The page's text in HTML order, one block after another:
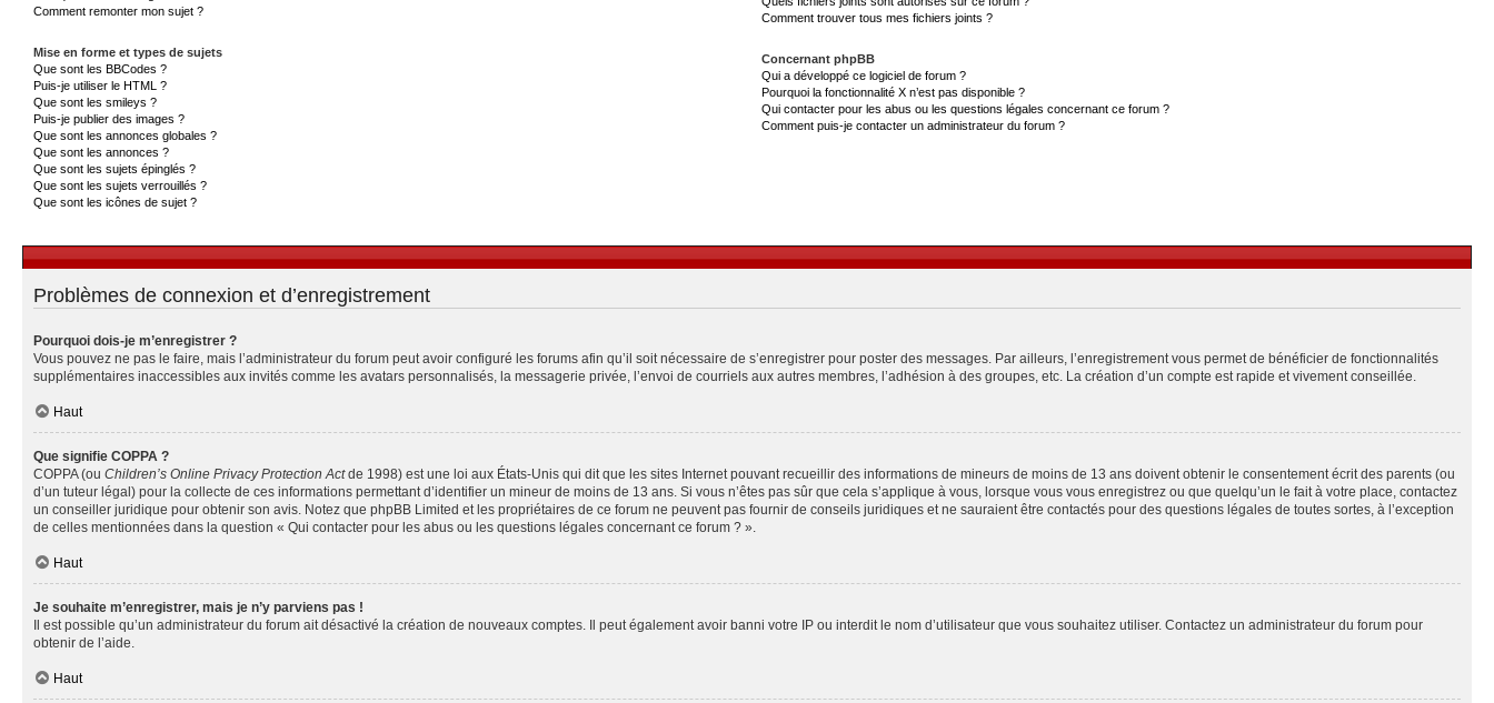
Comment remonter mon sujet ?
Mise en forme et types de sujets
Que sont les BBCodes ?
Puis-je utiliser le HTML ?
Que sont les smileys ?
Puis-je publier des images ?
Que sont les annonces globales ?
Que sont les annonces ?
Que sont les sujets épinglés ?
Que sont les sujets verrouillés ?
Que sont les icônes de sujet ?
Comment trouver tous mes fichiers joints ?
Concernant phpBB
Qui a développé ce logiciel de forum ?
Pourquoi la fonctionnalité X n’est pas disponible ?
Qui contacter pour les abus ou les questions légales concernant ce forum ?
Comment puis-je contacter un administrateur du forum ?
Problèmes de connexion et d’enregistrement
Pourquoi dois-je m’enregistrer ?
Vous pouvez ne pas le faire, mais l’administrateur du forum peut avoir configuré les forums afin qu’il soit nécessaire de s’enregistrer pour poster des messages. Par ailleurs, l’enregistrement vous permet de bénéficier de fonctionnalités
supplémentaires inaccessibles aux invités comme les avatars personnalisés, la messagerie privée, l’envoi de courriels aux autres membres, l’adhésion à des groupes, etc. La création d’un compte est rapide et vivement conseillée.
Haut
Que signifie COPPA ?
COPPA (ou Children’s Online Privacy Protection Actde 1998) est une loi aux États-Unis qui dit que les sites Internet pouvant recueillir des informations de mineurs de moins de 13 ans doivent obtenir le consentement écrit des parents (ou
d’un tuteur légal) pour la collecte de ces informations permettant d’identifier un mineur de moins de 13 ans. Si vous n’êtes pas sûr que cela s’applique à vous, lorsque vous vous enregistrez ou que quelqu’un le fait à votre place, contactez
un conseiller juridique pour obtenir son avis. Notez que phpBB Limited et les propriétaires de ce forum ne peuvent pas fournir de conseils juridiques et ne sauraient être contactés pour des questions légales de toutes sortes, à l’exception
de celles mentionnées dans la question « Qui contacter pour les abus ou les questions légales concernant ce forum ? ».
Haut
Je souhaite m’enregistrer, mais je n’y parviens pas !
Il est possible qu’un administrateur du forum ait désactivé la création de nouveaux comptes. Il peut également avoir banni votre IP ou interdit le nom d’utilisateur que vous souhaitez utiliser. Contactez un administrateur du forum pour
obtenir de l’aide.
Haut